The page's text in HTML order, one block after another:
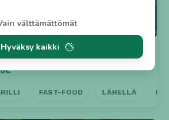
istuntoeväste, jonka
estää vaarallista liikennettä
auttaa käyttäjää tilausten
välttämättömät
Hyväksy kaikki n. 30min
FAST-FOOD LÄHELLÄ